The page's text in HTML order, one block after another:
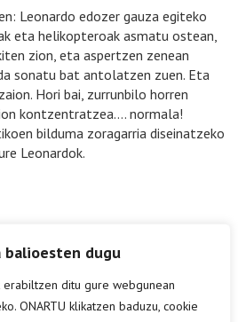
dugu
erabiltzen ditu gure webgunean
ONARTU klikatzen baduzu, cookie
Leonardo edozer gauza egiteko
eta helikopteroak asmatu ostean,
zion, eta aspertzen zenean
sonatu bat antolatzen zuen. Eta
Hori bai, zurrunbilo horren
kontzentratzea…. normala!
bilduma zoragarria diseinatzeko
Leonardok.